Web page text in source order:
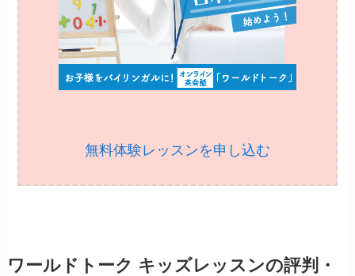
無料体験レッスンを申し込む
ワールドトーク キッズレッスンの評判・